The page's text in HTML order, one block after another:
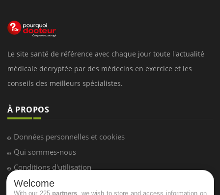
Le site santé de référence avec chaque jour toute l'actualité
médicale decryptée par des médecins en exercice et les
conseils des meilleurs spécialistes.
À PROPOS
Données personnelles et cookies
Qui sommes-nous
Conditions d'utilisation
Plan du site
Welcome
With our 225 partners , we wish to store and access information on